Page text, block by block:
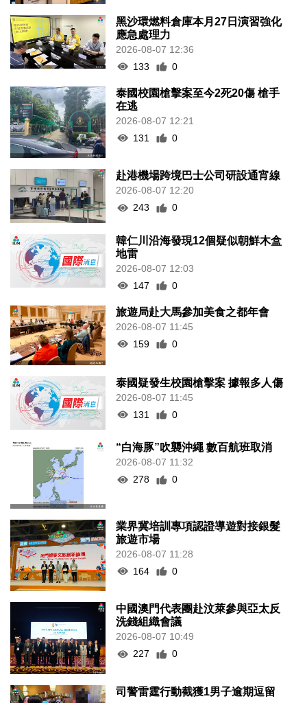
黑沙環燃料倉庫本月27日演習強化
應急處理力
2026-08-07 12:36
133
0
泰國校園槍擊案至今2死20傷 槍手
在逃
2026-08-07 12:21
131
0
赴港機場跨境巴士公司研設通宵線
2026-08-07 12:20
243
0
韓仁川沿海發現12個疑似朝鮮木盒
地雷
2026-08-07 12:03
147
0
旅遊局赴大馬參加美食之都年會
2026-08-07 11:45
159
0
泰國疑發生校園槍擊案 據報多人傷
2026-08-07 11:45
131
0
“白海豚”吹襲沖繩 數百航班取消
2026-08-07 11:32
278
0
業界冀培訓專項認證導遊對接銀髮
旅遊市場
2026-08-07 11:28
164
0
中國澳門代表團赴汶萊參與亞太反
洗錢組織會議
2026-08-07 10:49
227
0
司警雷霆行動截獲1男子逾期逗留